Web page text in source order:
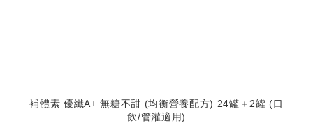
補體素 優纖A+ 無糖不甜 (均衡營養配方) 24罐＋2罐 (口
飲/管灌適用)